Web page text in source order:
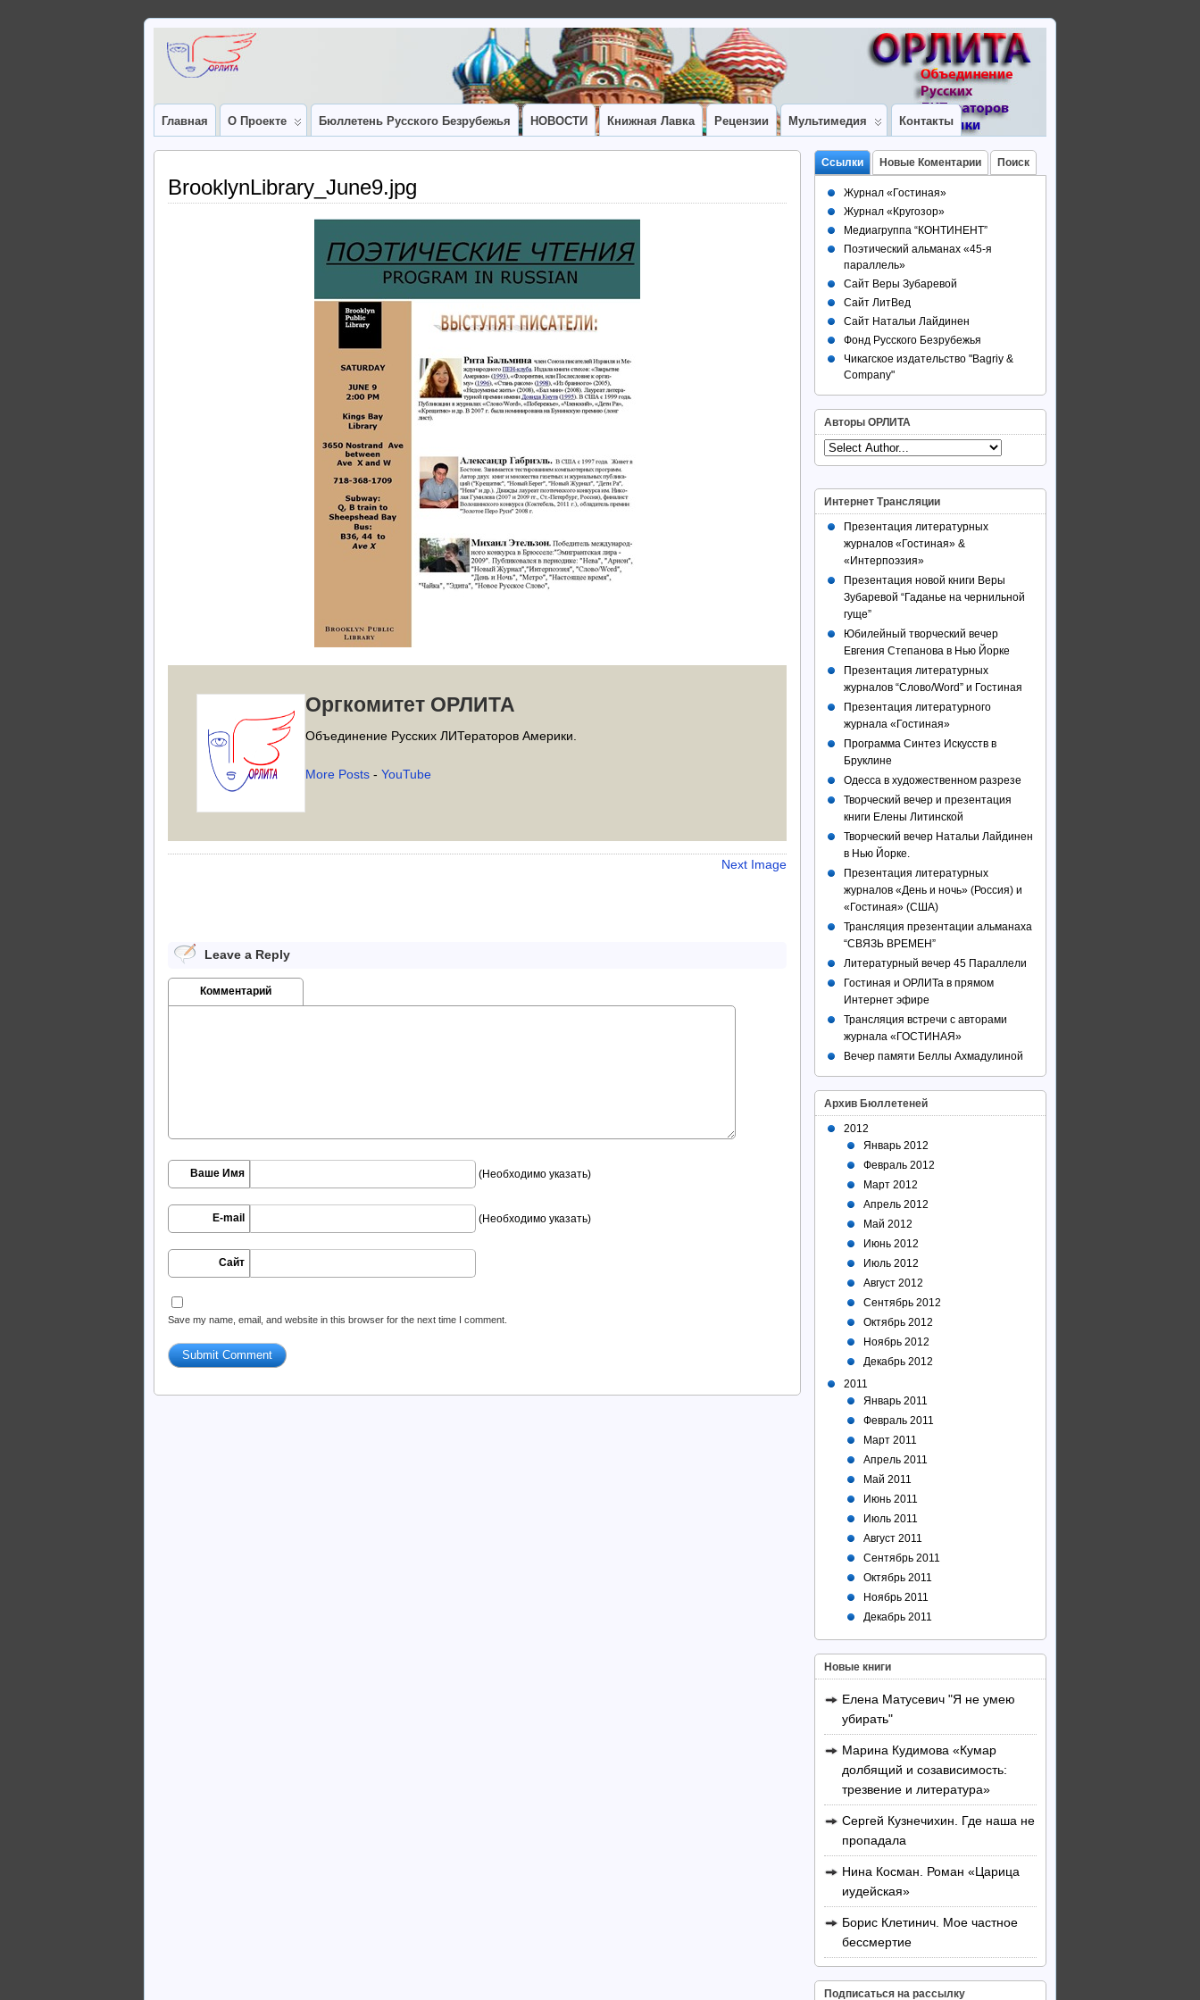
Главная О Проекте Бюллетень Русского Безрубежья НОВОСТИ Книжная Лавка Рецензии Мультимедия Контакты
BrooklynLibrary_June9.jpg
Оргкомитет ОРЛИТА
Объединение Русских ЛИТераторов Америки.
More Posts - YouTube
Next Image
Leave a Reply
Комментарий
Ваше Имя (Необходимо указать)
E-mail (Необходимо указать)
Сайт
Save my name, email, and website in this browser for the next time I comment.
Ссылки Новые Коментарии Поиск
Журнал «Гостиная»
Журнал «Кругозор»
Медиагруппа “КОНТИНЕНТ”
Поэтический альманах «45-я
параллель»
Сайт Веры Зубаревой
Сайт ЛитВед
Сайт Натальи Лайдинен
Фонд Русского Безрубежья
Чикагское издательство "Bagriy &
Company"
Авторы ОРЛИТА
Интернет Трансляции
Презентация литературных
журналов «Гостиная» &
«Интерпоэзия»
Презентация новой книги Веры
Зубаревой “Гаданье на чернильной
гуще”
Юбилейный творческий вечер
Евгения Степанова в Нью Йорке
Презентация литературных
журналов “Слово/Word” и Гостиная
Презентация литературного
журнала «Гостиная»
Программа Синтез Искусств в
Бруклине
Одесса в художественном разрезе
Творческий вечер и презентация
книги Елены Литинской
Творческий вечер Натальи Лайдинен
в Нью Йорке.
Презентация литературных
журналов «День и ночь» (Россия) и
«Гостиная» (США)
Трансляция презентации альманаха
“СВЯЗЬ ВРЕМЕН”
Литературный вечер 45 Параллели
Гостиная и ОРЛИТа в прямом
Интернет эфире
Трансляция встречи с авторами
журнала «ГОСТИНАЯ»
Вечер памяти Беллы Ахмадулиной
Архив Бюллетеней
2012
Январь 2012
Февраль 2012
Март 2012
Апрель 2012
Май 2012
Июнь 2012
Июль 2012
Август 2012
Сентябрь 2012
Октябрь 2012
Ноябрь 2012
Декабрь 2012
2011
Январь 2011
Февраль 2011
Март 2011
Апрель 2011
Май 2011
Июнь 2011
Июль 2011
Август 2011
Сентябрь 2011
Октябрь 2011
Ноябрь 2011
Декабрь 2011
Новые книги
Елена Матусевич "Я не умею
убирать"
Марина Кудимова «Кумар
долбящий и созависимость:
трезвение и литература»
Сергей Кузнечихин. Где наша не
пропадала
Нина Косман. Роман «Царица
иудейская»
Борис Клетинич. Мое частное
бессмертие
Подписаться на рассылку